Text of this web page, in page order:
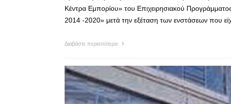
Κέντρα Εμπορίου» του Επιχειρησιακού
2014 -2020» μετά την εξέταση των ενστάσεων που
Διαβάστε περισσότερα